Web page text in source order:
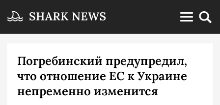
Погребинский предупредил,
что отношение ЕС к Украине
непременно изменится